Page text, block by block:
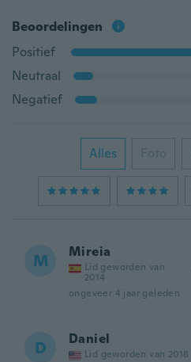
Beoordelingen
Positief
Neutraal
Negatief
Alles Foto
M Mireia
Lid geworden van
2014
ongeveer 4 jaar geleden
D Daniel
Lid geworden van 2018